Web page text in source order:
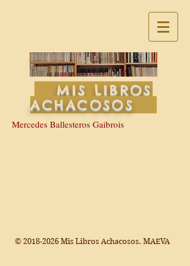
MIS LIBROS
ACHACOSOS
Mercedes Ballesteros Gaibrois
© 2018-2026 Mis Libros Achacosos. MAEVA